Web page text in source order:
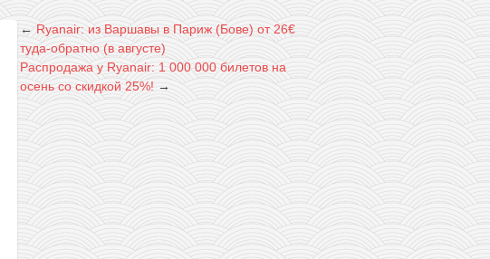
←Ryanair: из Варшавы в Париж (Бове) от 26€
туда-обратно (в августе)
Распродажа у Ryanair: 1 000 000 билетов на
осень со скидкой 25%! →